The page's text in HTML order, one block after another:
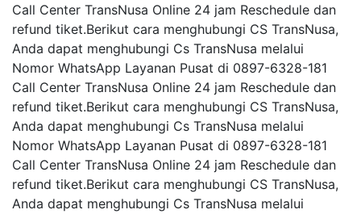
Call Center TransNusa Online 24 jam Reschedule dan
refund tiket.Berikut cara menghubungi CS TransNusa,
Anda dapat menghubungi Cs TransNusa melalui
Nomor WhatsApp Layanan Pusat di 0897-6328-181
Call Center TransNusa Online 24 jam Reschedule dan
refund tiket.Berikut cara menghubungi CS TransNusa,
Anda dapat menghubungi Cs TransNusa melalui
Nomor WhatsApp Layanan Pusat di 0897-6328-181
Call Center TransNusa Online 24 jam Reschedule dan
refund tiket.Berikut cara menghubungi CS TransNusa,
Anda dapat menghubungi Cs TransNusa melalui